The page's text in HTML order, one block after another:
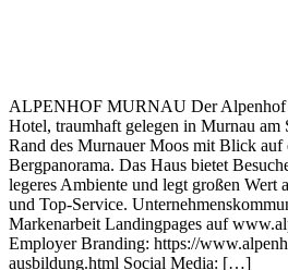
ALPENHOF MURNAU Der Alpenhof
Hotel, traumhaft gelegen in Murnau am
Rand des Murnauer Moos mit Blick auf
Bergpanorama. Das Haus bietet
legeres Ambiente und legt großen
und Top-Service.
Markenarbeit Landingpages auf
Employer Branding: https://
ausbildung.html Social Media: […]